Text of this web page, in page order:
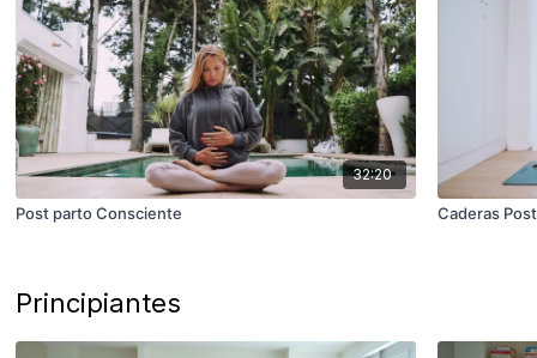
32:20
Post parto Consciente Caderas
Principiantes